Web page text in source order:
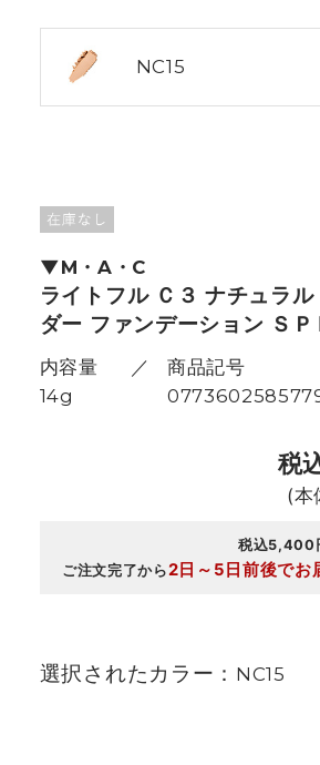
NC15
M・A・C
ライトフル Ｃ３ ナチュラル
ダー ファンデーション ＳＰ
内容量
14g
商品記号
税
(本
税込5,400
ご注文完了から2日～5日前後でお
選択されたカラー： NC15